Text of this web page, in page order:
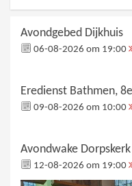
Avondgebed Dijkhuis
06-08-2026 om 19:00
Eredienst Bathmen,
09-08-2026 om 10:00
Avondwake
12-08-2026 om 19:00